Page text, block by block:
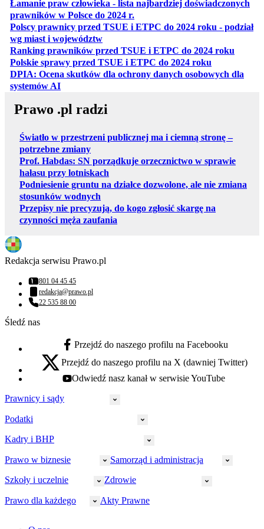
Łamanie praw człowieka - lista najbardziej doświadczonych
prawników w Polsce do 2024 r.otwiera się w nowej karcie
Polscy prawnicy przed TSUE i ETPC do 2024 roku - podział
wg miast i województwotwiera się w nowej karcie
Ranking prawników przed TSUE i ETPC do 2024 roku
Polskie sprawy przed TSUE i ETPC do 2024 roku
DPIA: Ocena skutków dla ochrony danych osobowych dla
systemów AIotwiera się w nowej karcie
Prawo .pl radzi
Światło w przestrzeni publicznej ma i ciemną stronę –
potrzebne zmiany
Prof. Habdas: SN porządkuje orzecznictwo w sprawie
hałasu przy lotniskach
Podniesienie gruntu na działce dozwolone, ale nie zmiana
stosunków wodnych
Przepisy nie precyzują, do kogo zgłosić skargę na
czynności męża zaufania
Redakcja serwisu Prawo.pl
Numer telefonu:
801 04 45 45
Adres email:
redakcja@prawo.pl
Numer telefonu:
22 535 88 00
Śledź nas
facebook - otwiera się w nowej karcie
Przejdź do naszego profilu na Facebooku
x - otwiera się w nowej karcie
Przejdź do naszego profilu na X (dawniej Twitter)
youtube - otwiera się w nowej karcie
Odwiedź nasz kanał w serwisie YouTube
Prawnicy i sądy
Prawnicy
Policja
Strefa aplikanta
Sędziowie
Podatki
CIT
Akcyza
Rachunkowość
Kadry i BHP
HR
Ubezpieczenia społeczne
Prawo w biznesie
Małe i średnie firmy
Samorząd i administracja
Bezpieczeństwo publiczne
Szkoły i uczelnie Zdrowie
Prawo dla każdego Akty Prawne